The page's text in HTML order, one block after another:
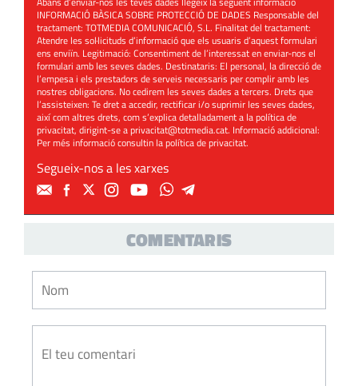
INFORMACIÓ BÀSICA SOBRE PROTECCIÓ DE DADES Responsable del
tractament: TOTMEDIA COMUNICACIÓ, S.L. Finalitat del tractament:
Atendre les sol·licituds d’informació que els usuaris d’aquest formulari
ens enviïn. Legitimació: Consentiment de l’interessat en enviar-nos el
formulari amb les seves dades. Destinataris: El personal, la direcció de
l’empesa i els prestadors de serveis necessaris per complir amb les
nostres obligacions. No cedirem les seves dades a tercers. Drets que
l’assisteixen: Te dret a accedir, rectificar i/o suprimir les seves dades,
així com altres drets, com s’explica detalladament a la política de
privacitat, dirigint-se aprivacitat@totmedia.cat. Informació addicional:
Per més informació consultin lapolítica de privacitat.
Segueix-nos a les xarxes
COMENTARIS